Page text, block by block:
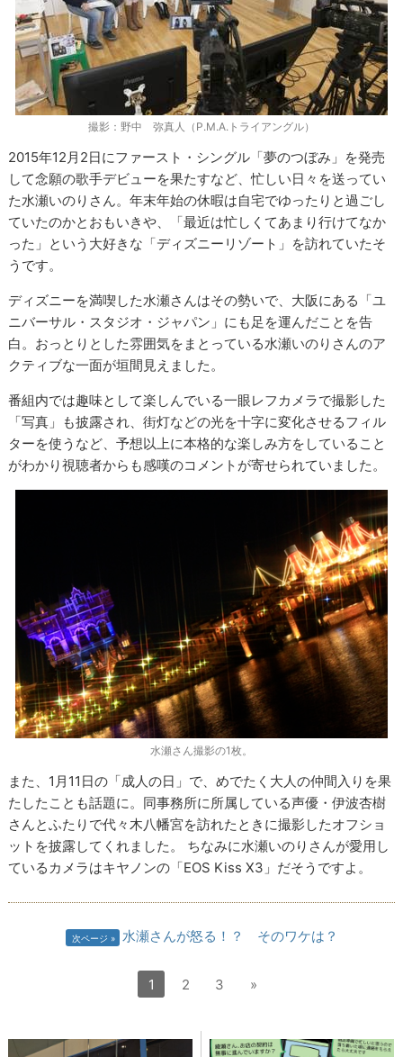
撮影：野中 弥真人（P.M.A.トライアングル）
2015年12月2日にファースト・シングル「夢のつぼみ」を発売
して念願の歌手デビューを果たすなど、忙しい日々を送ってい
た水瀬いのりさん。年末年始の休暇は自宅でゆったりと過ごし
ていたのかとおもいきや、「最近は忙しくてあまり行けてなか
った」という大好きな「ディズニーリゾート」を訪れていたそ
うです。
ディズニーを満喫した水瀬さんはその勢いで、大阪にある「ユ
ニバーサル・スタジオ・ジャパン」にも足を運んだことを告
白。おっとりとした雰囲気をまとっている水瀬いのりさんのア
クティブな一面が垣間見えました。
番組内では趣味として楽しんでいる一眼レフカメラで撮影した
「写真」も披露され、街灯などの光を十字に変化させるフィル
ターを使うなど、予想以上に本格的な楽しみ方をしていること
がわかり視聴者からも感嘆のコメントが寄せられていました。
水瀬さん撮影の1枚。
また、1月11日の「成人の日」で、めでたく大人の仲間入りを果
たしたことも話題に。同事務所に所属している声優・伊波杏樹
さんとふたりで代々木八幡宮を訪れたときに撮影したオフショ
ットを披露してくれました。 ちなみに水瀬いのりさんが愛用し
ているカメラはキヤノンの「EOS Kiss X3」だそうですよ。
次ページ 水瀬さんが怒る！？ そのワケは？
1 2 3 »